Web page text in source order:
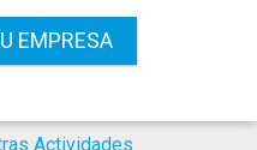
EMPRESA
Actividades